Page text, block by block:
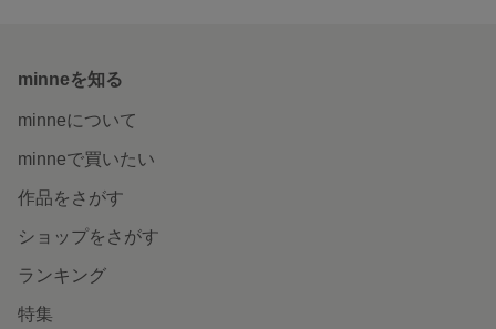
minneを知る
minneについて
minneで買いたい
作品をさがす
ショップをさがす
ランキング
特集